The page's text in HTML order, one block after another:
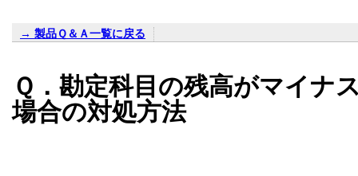
→ 製品Ｑ＆Ａ一覧に戻る
Ｑ．勘定科目の残高がマイナ
場合の対処方法